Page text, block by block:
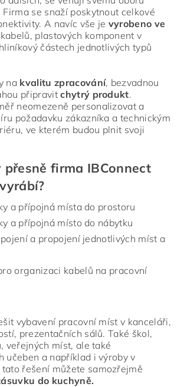
se snaží poskytnout celkové
A navíc vše je vyrobeno ve
plastových komponent v
částech jednotlivých typů
na kvalitu zpracování, bezvadnou
připravitchytrý produkt.
neomezeně personalizovat a
požadavku zákazníka a technickým
ve kterém budou plnit svoji
přesně firma IBConnect
a přípojná místa do prostoru
a přípojná místo do nábytku
a propojení jednotlivých míst a
organizaci kabelů na pracovní
vybavení pracovní míst v kanceláři,
prezentačních sálů. Také škol,
veřejných míst, ale také
učeben a například i výroby v
řešení můžete samozřejmě
do kuchyně.